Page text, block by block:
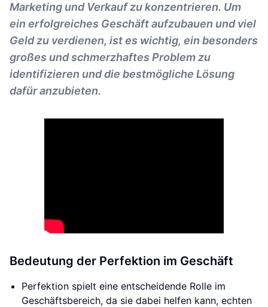
Marketing und Verkauf zu konzentrieren. Um
ein erfolgreiches Geschäft aufzubauen und viel
Geld zu verdienen, ist es wichtig, ein besonders
großes und schmerzhaftes Problem zu
identifizieren und die bestmögliche Lösung
dafür anzubieten.
Bedeutung der Perfektion im Geschäft
Perfektion spielt eine entscheidende Rolle im
Geschäftsbereich, da sie dabei helfen kann, echten